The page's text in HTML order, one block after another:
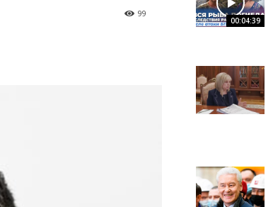
99
00:04:39